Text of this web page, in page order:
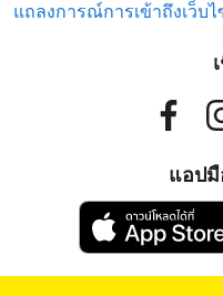
แถลงการณ์การเข้าถึงเว็บ
แอป